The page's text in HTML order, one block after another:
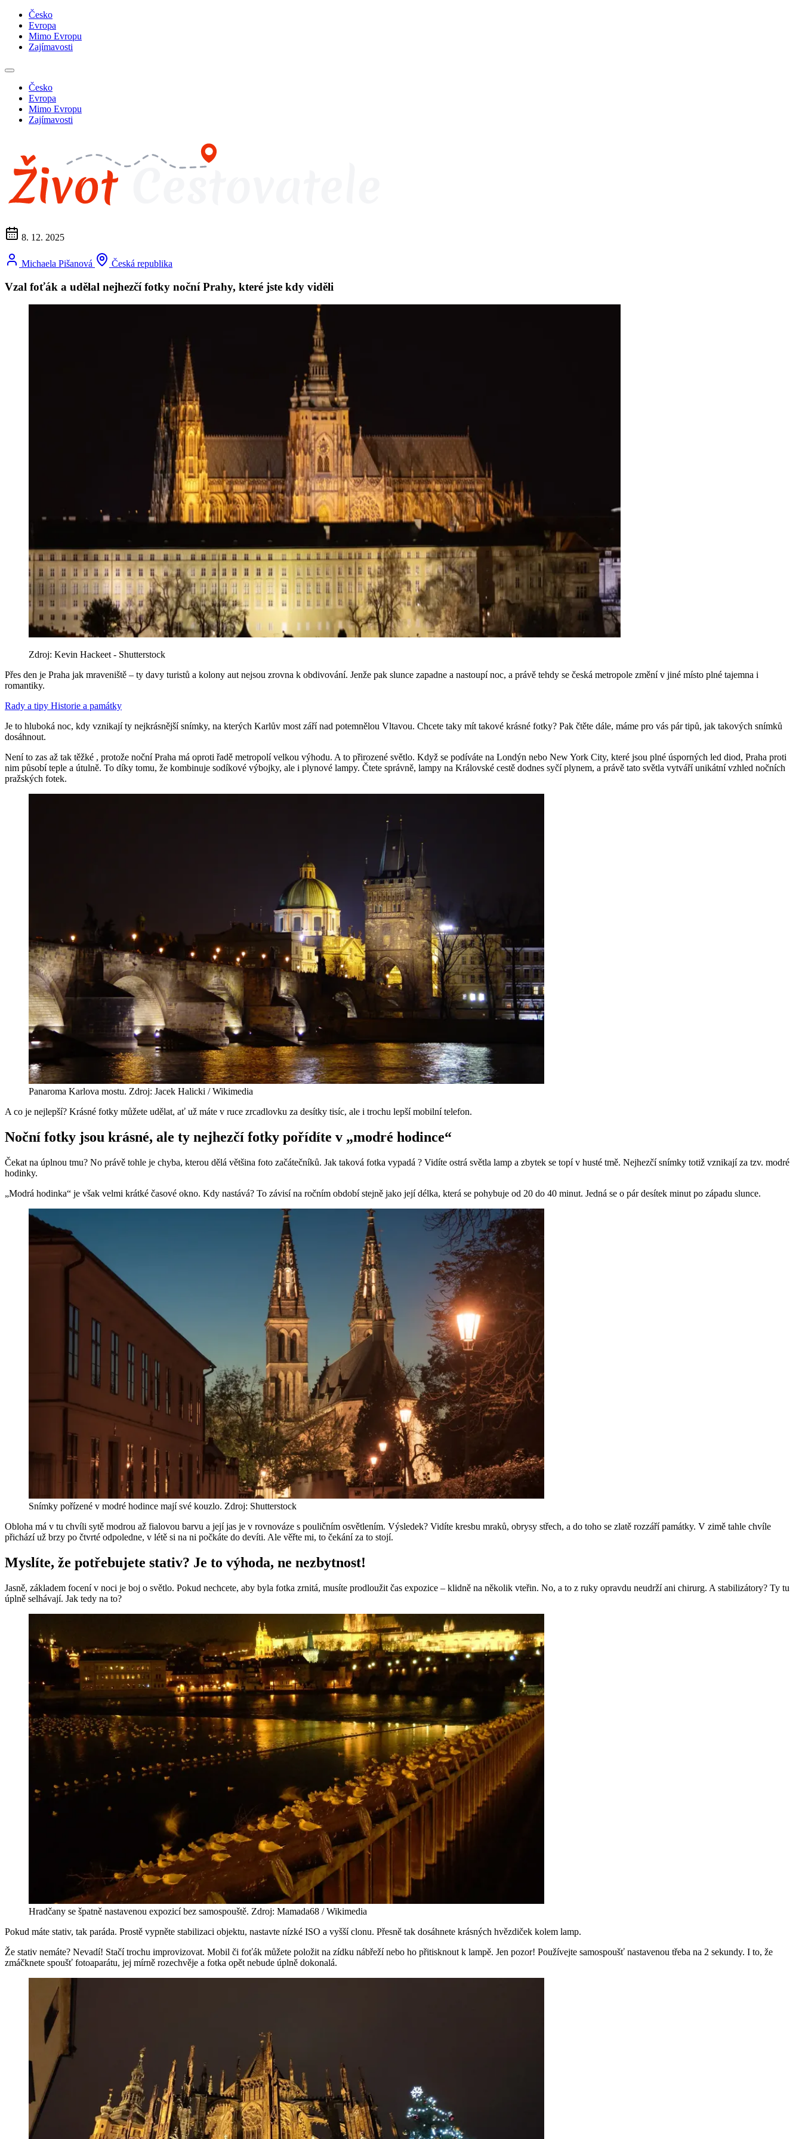
Česko
Evropa
Mimo Evropu
Zajímavosti
Česko
Evropa
Mimo Evropu
Zajímavosti
8. 12. 2025
Michaela Pišanová Česká republika
Vzal foťák a udělal nejhezčí fotky noční Prahy, které jste kdy viděli
Zdroj: Kevin Hackeet - Shutterstock
Přes den je Praha jak mraveniště – ty davy turistů a kolony aut nejsou zrovna k obdivování. Jenže pak slunce zapadne a nastoupí noc, a právě tehdy se česká metropole změní v jiné místo plné tajemna i
romantiky.
Rady a tipy Historie a památky
Je to hluboká noc, kdy vznikají ty nejkrásnější snímky, na kterých Karlův most září nad potemnělou Vltavou. Chcete taky mít takové krásné fotky? Pak čtěte dále, máme pro vás pár tipů, jak takových snímků
dosáhnout.
Není to zas až tak těžké , protože noční Praha má oproti řadě metropolí velkou výhodu. A to přirozené světlo. Když se podíváte na Londýn nebo New York City, které jsou plné úsporných led diod, Praha proti
nim působí teple a útulně. To díky tomu, že kombinuje sodíkové výbojky, ale i plynové lampy. Čtete správně, lampy na Královské cestě dodnes syčí plynem, a právě tato světla vytváří unikátní vzhled nočních
pražských fotek.
Panaroma Karlova mostu. Zdroj: Jacek Halicki / Wikimedia
A co je nejlepší? Krásné fotky můžete udělat, ať už máte v ruce zrcadlovku za desítky tisíc, ale i trochu lepší mobilní telefon.
Noční fotky jsou krásné, ale ty nejhezčí fotky pořídíte v „modré hodince“
Čekat na úplnou tmu? No právě tohle je chyba, kterou dělá většina foto začátečníků. Jak taková fotka vypadá ? Vidíte ostrá světla lamp a zbytek se topí v husté tmě. Nejhezčí snímky totiž vznikají za tzv. modré
hodinky.
„Modrá hodinka“ je však velmi krátké časové okno. Kdy nastává? To závisí na ročním období stejně jako její délka, která se pohybuje od 20 do 40 minut. Jedná se o pár desítek minut po západu slunce.
Snímky pořízené v modré hodince mají své kouzlo. Zdroj: Shutterstock
Obloha má v tu chvíli sytě modrou až fialovou barvu a její jas je v rovnováze s pouličním osvětlením. Výsledek? Vidíte kresbu mraků, obrysy střech, a do toho se zlatě rozzáří památky. V zimě tahle chvíle
přichází už brzy po čtvrté odpoledne, v létě si na ni počkáte do devíti. Ale věřte mi, to čekání za to stojí.
Myslíte, že potřebujete stativ? Je to výhoda, ne nezbytnost!
Jasně, základem focení v noci je boj o světlo. Pokud nechcete, aby byla fotka zrnitá, musíte prodloužit čas expozice – klidně na několik vteřin. No, a to z ruky opravdu neudrží ani chirurg. A stabilizátory? Ty tu
úplně selhávají. Jak tedy na to?
Hradčany se špatně nastavenou expozicí bez samospouště. Zdroj: Mamada68 / Wikimedia
Pokud máte stativ, tak paráda. Prostě vypněte stabilizaci objektu, nastavte nízké ISO a vyšší clonu. Přesně tak dosáhnete krásných hvězdiček kolem lamp.
Že stativ nemáte? Nevadí! Stačí trochu improvizovat. Mobil či foťák můžete položit na zídku nábřeží nebo ho přitisknout k lampě. Jen pozor! Používejte samospoušť nastavenou třeba na 2 sekundy. I to, že
zmáčknete spoušť fotoaparátu, jej mírně rozechvěje a fotka opět nebude úplně dokonalá.